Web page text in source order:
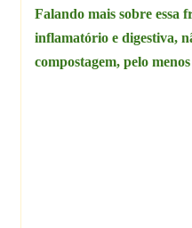
Falando mais sobre essa
inflamatório e digestiva,
compostagem, pelo